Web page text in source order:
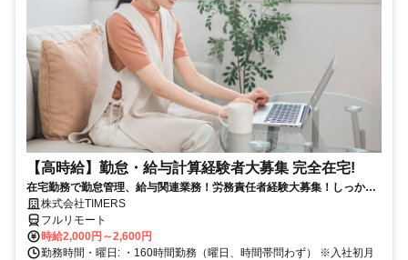
【高時給】勤怠・給与計算経験者大募集 完全在宅!
在宅勤務で勤怠管理、給与関連業務！労務責任者経験大募集！しっかり
稼ぎたい方、注目！
株式会社TIMERS
フルリモート
時給2,000円～2,600円
勤務時間・曜日: ・160時間勤務（曜日、時間帯問わず） ※入社初月